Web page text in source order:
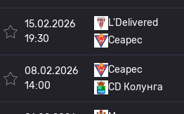
15.02.2026
19:30
L'Delivered
Сеарес
08.02.2026
14:00
Сеарес
CD Колунга